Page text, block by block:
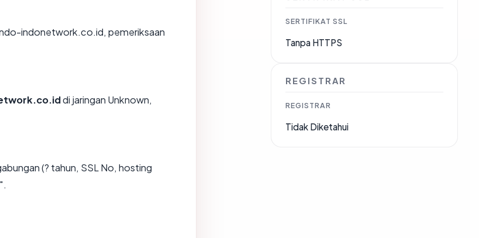
indonetwork.co.id, pemeriksaan
di jaringan Unknown,
(? tahun, SSL No, hosting
SERTIFIKAT SSL
Tanpa HTTPS
REGISTRAR
REGISTRAR
Tidak Diketahui